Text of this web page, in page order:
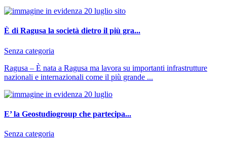
È di Ragusa la società dietro il più gra...
Senza categoria
Ragusa – È nata a Ragusa ma lavora su importanti infrastrutture
nazionali e internazionali come il più grande ...
E’ la Geostudiogroup che partecipa...
Senza categoria